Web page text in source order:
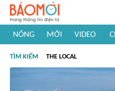
NÓNG MỚI VIDEO
#Khám phá thế giới
TÌM KIẾM THE LOCAL